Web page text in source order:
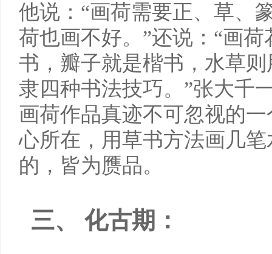
他说：“画荷需要正、草、
荷也画不好。”还说：“画
书，瓣子就是楷书，水草
隶四种书法技巧。”张大千
画荷作品真迹不可忽视的
心所在，用草书方法画几
的，皆为赝品。
三、 化古期：